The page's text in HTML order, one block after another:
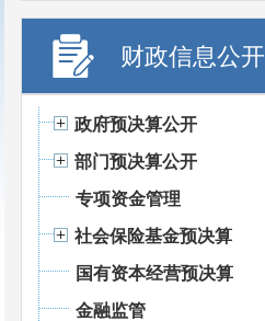
财政信息公开
政府预决算公开
部门预决算公开
专项资金管理
社会保险基金预决算
国有资本经营预决算
金融监管